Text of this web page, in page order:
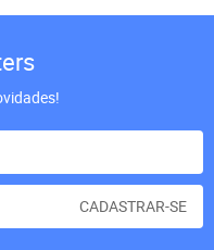
CADASTRAR-SE